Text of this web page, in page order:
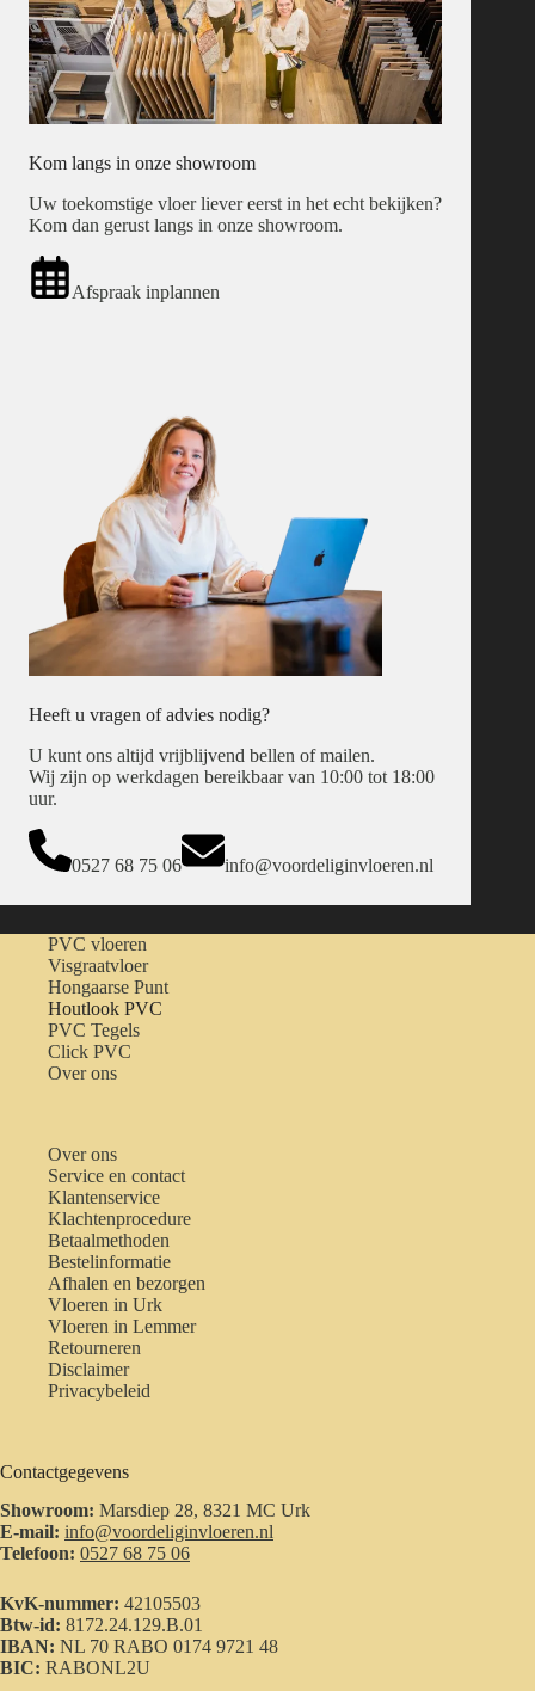
Kom langs in onze showroom
Uw toekomstige vloer liever eerst in het echt bekijken?
Kom dan gerust langs in onze showroom.
Afspraak inplannen
Heeft u vragen of advies nodig?
U kunt ons altijd vrijblijvend bellen of mailen.
Wij zijn op werkdagen bereikbaar van 10:00 tot 18:00
uur.
0527 68 75 06 info@voordeliginvloeren.nl
PVC vloeren
Visgraatvloer
Hongaarse Punt
Houtlook PVC
PVC Tegels
Click PVC
Over ons
Over ons
Service en contact
Klantenservice
Klachtenprocedure
Betaalmethoden
Bestelinformatie
Afhalen en bezorgen
Vloeren in Urk
Vloeren in Lemmer
Retourneren
Disclaimer
Privacybeleid
Contactgegevens
Showroom: Marsdiep 28, 8321 MC Urk
E-mail: info@voordeliginvloeren.nl
Telefoon: 0527 68 75 06
KvK-nummer: 42105503
Btw-id: 8172.24.129.B.01
IBAN: NL 70 RABO 0174 9721 48
BIC: RABONL2U